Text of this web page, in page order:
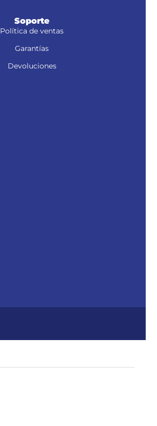
Soporte
Política de ventas
Garantías
Devoluciones